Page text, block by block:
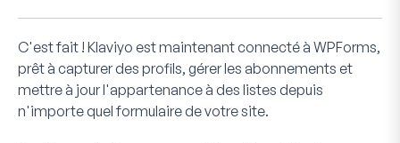
C'est fait ! Klaviyo est maintenant connecté à WPForms,
prêt à capturer des profils, gérer les abonnements et
mettre à jour l'appartenance à des listes depuis
n'importe quel formulaire de votre site.